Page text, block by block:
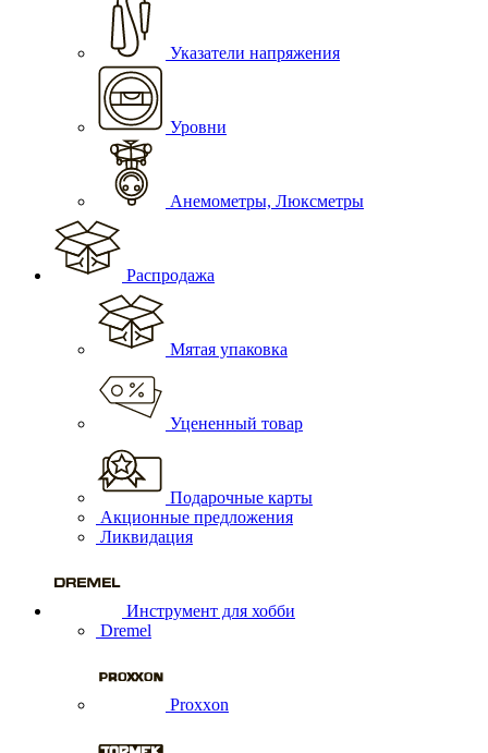
Указатели напряжения
Уровни
Анемометры, Люксметры
Распродажа
Мятая упаковка
Уцененный товар
Подарочные карты
Акционные предложения
Ликвидация
Инструмент для хобби
Dremel
Proxxon